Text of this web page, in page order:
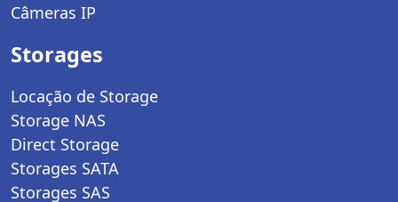
Câmeras IP
Storages
Locação de Storage
Storage NAS
Direct Storage
Storages SATA
Storages SAS